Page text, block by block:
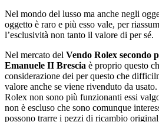
Nel mondo del lusso ma anche negli
oggetto è raro e più esso vale, per
l’esclusività non tanto il valore di per sé.
Nel mercato del Vendo Rolex secondo
Emanuele II Brescia è proprio questo
considerazione dei per questo che
valore anche se viene rivenduto da
Rolex non sono più funzionanti essi
non è escluso che sono comunque
possono trarre i pezzi di ricambio